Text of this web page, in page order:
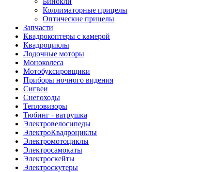
Коллиматорные прицелы
Оптические прицелы
Запчасти
Квадрокоптеры с камерой
Квадроциклы
Лодочные моторы
Моноколеса
Мотобуксировщики
Приборы ночного видения
Сигвеи
Снегоходы
Тепловизоры
Тюбинг - ватрушка
Электровелосипеды
ЭлектроКвадроциклы
Электромотоциклы
Электросамокаты
Электроскейты
Электроскутеры